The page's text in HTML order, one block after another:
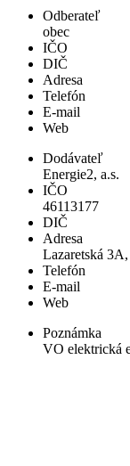
Odberateľ
obec
IČO
DIČ
Adresa
Telefón
E-mail
Web
Dodávateľ
Energie2, a.s.
IČO
46113177
DIČ
Adresa
Lazaretská
Telefón
E-mail
Web
Poznámka
VO elektrická